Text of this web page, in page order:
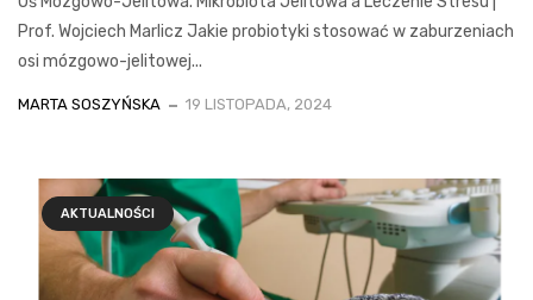
Prof. Wojciech Marlicz Jakie probiotyki stosować w zaburzeniach
osi mózgowo-jelitowej...
MARTA SOSZYŃSKA 19 LISTOPADA, 2024
AKTUALNOŚCI